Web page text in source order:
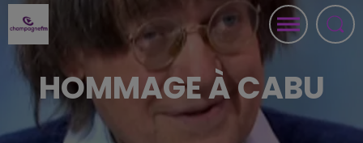
HOMMAGE À CABU